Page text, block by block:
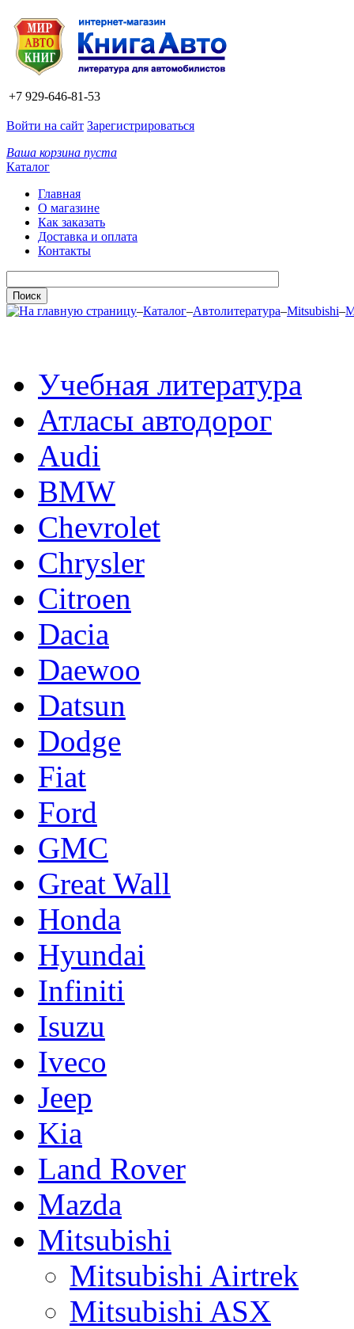
+7 929-646-81-53
Войти на сайт Зарегистрироваться
Ваша корзина пуста
Каталог
Главная
О магазине
Как заказать
Доставка и оплата
Контакты
–Каталог–Автолитература–Mitsubishi–
Учебная литература
Атласы автодорог
Audi
BMW
Chevrolet
Chrysler
Citroen
Dacia
Daewoo
Datsun
Dodge
Fiat
Ford
GMC
Great Wall
Honda
Hyundai
Infiniti
Isuzu
Iveco
Jeep
Kia
Land Rover
Mazda
Mitsubishi
Mitsubishi Airtrek
Mitsubishi ASX